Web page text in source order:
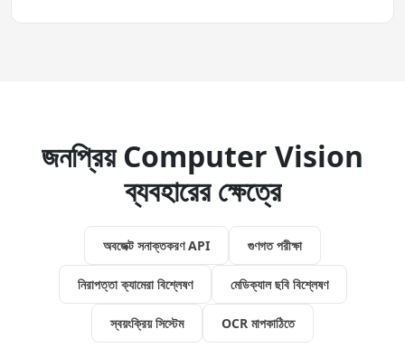
জনপ্রিয় Computer Vision
ব্যবহারের ক্ষেত্রে
অবজেক্ট সনাক্তকরণ API গুণগত পরীক্ষা
নিরাপত্তা ক্যামেরা বিশ্লেষণ মেডিক্যাল ছবি বিশ্লেষণ
স্বয়ংক্রিয় সিস্টেম OCR মাপকাঠিতে